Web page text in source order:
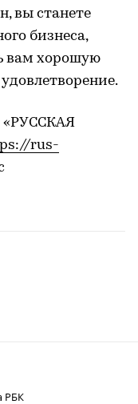
вы станете
бизнеса,
вам хорошую
«РУССКАЯ
rus-
РБК